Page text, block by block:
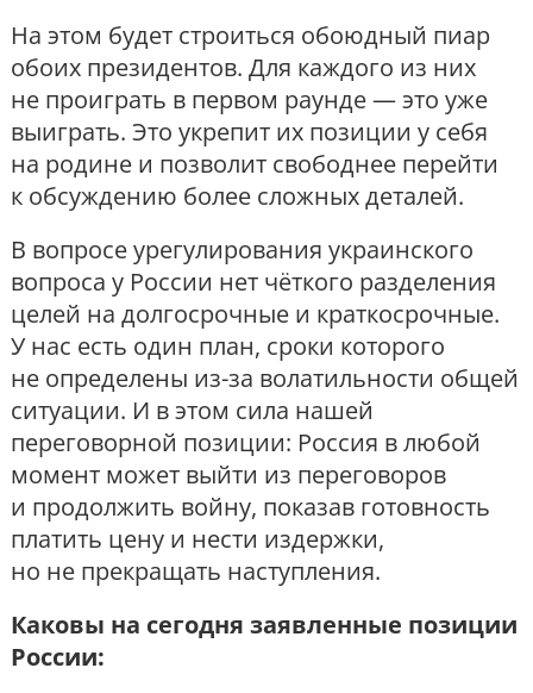
На этом будет строиться обоюдный пиар
обоих президентов. Для каждого из них
не проиграть в первом раунде — это уже
выиграть. Это укрепит их позиции у себя
на родине и позволит свободнее перейти
к обсуждению более сложных деталей.
В вопросе урегулирования украинского
вопроса у России нет чёткого разделения
целей на долгосрочные и краткосрочные.
У нас есть один план, сроки которого
не определены из-за волатильности общей
ситуации. И в этом сила нашей
переговорной позиции: Россия в любой
момент может выйти из переговоров
и продолжить войну, показав готовность
платить цену и нести издержки,
но не прекращать наступления.
Каковы на сегодня заявленные позиции
России: